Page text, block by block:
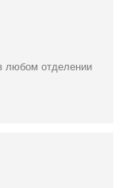
любом отделении